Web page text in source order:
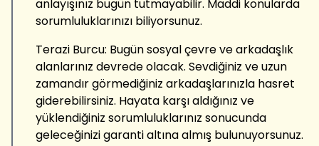
anlayışınız bugün tutmayabilir. Maddi konularda
sorumluluklarınızı biliyorsunuz.
Terazi Burcu: Bugün sosyal çevre ve arkadaşlık
alanlarınız devrede olacak. Sevdiğiniz ve uzun
zamandır görmediğiniz arkadaşlarınızla hasret
giderebilirsiniz. Hayata karşı aldığınız ve
yüklendiğiniz sorumluluklarınız sonucunda
geleceğinizi garanti altına almış bulunuyorsunuz.